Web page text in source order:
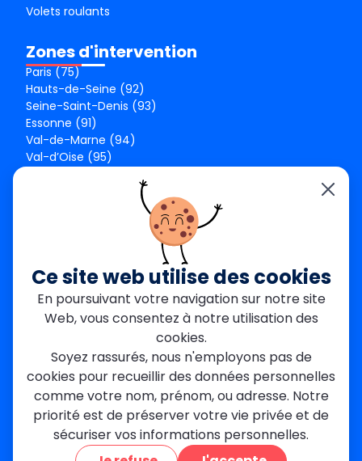
Volets roulants
Zones d'intervention
Paris (75)
Hauts-de-Seine (92)
Seine-Saint-Denis (93)
Essonne (91)
Val-de-Marne (94)
Val-d’Oise (95)
Seine-Saint-Denis
Garges-lès-Gonesse
Val-de-Marne
Dourdan
Mantes-la-Jolie
Créteil
Seine-et-Marne
Contact
01 84 24 42 80
Ce site web utilise des cookies
En poursuivant votre navigation sur notre site
Web, vous consentez à notre utilisation des
cookies.
Soyez rassurés, nous n'employons pas de
cookies pour recueillir des données personnelles
comme votre nom, prénom, ou adresse. Notre
priorité est de préserver votre vie privée et de
sécuriser vos informations personnelles.